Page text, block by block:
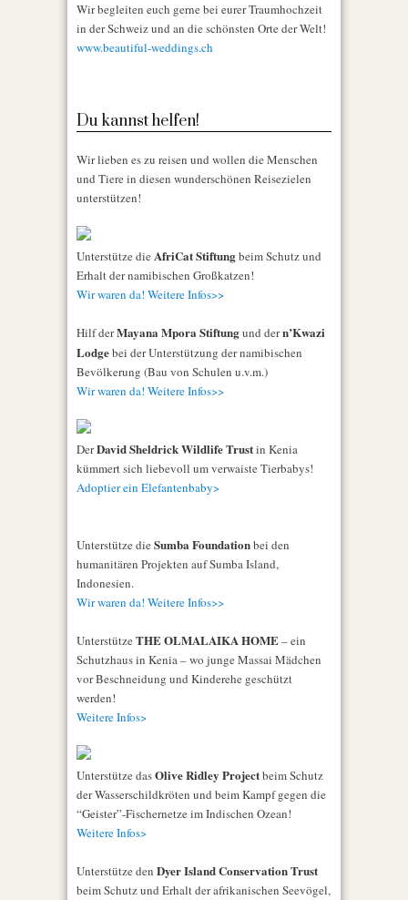
Wir begleiten euch gerne bei eurer Traumhochzeit
in der Schweiz und an die schönsten Orte der Welt!
www.beautiful-weddings.ch
Du kannst helfen!
Wir lieben es zu reisen und wollen die Menschen
und Tiere in diesen wunderschönen Reisezielen
unterstützen!
Unterstütze die AfriCat Stiftungbeim Schutz und
Erhalt der namibischen Großkatzen!
Wir waren da! Weitere Infos>>
Hilf derMayana Mpora Stiftungund dern’Kwazi
Lodgebei der Unterstützung der namibischen
Bevölkerung (Bau von Schulen u.v.m.)
Wir waren da! Weitere Infos>>
DerDavid Sheldrick Wildlife Trustin Kenia
kümmert sich liebevoll um verwaiste Tierbabys!
Adoptier ein Elefantenbaby>
Unterstütze die Sumba Foundationbei den
humanitären Projekten auf Sumba Island,
Indonesien.
Wir waren da! Weitere Infos>>
Unterstütze THE OLMALAIKA HOME– ein
Schutzhaus in Kenia – wo junge Massai Mädchen
vor Beschneidung und Kinderehe geschützt
werden!
Weitere Infos>
Unterstütze dasOlive Ridley Projectbeim Schutz
der Wasserschildkröten und beim Kampf gegen die
“Geister”-Fischernetze im Indischen Ozean!
Weitere Infos>
Unterstütze den Dyer Island Conservation Trust
beim Schutz und Erhalt der afrikanischen Seevögel,